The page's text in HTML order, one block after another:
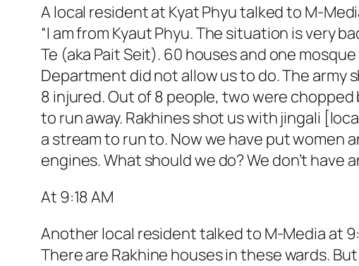
A local resident at Kyat Phyu talked to M-
“I am from Kyaut Phyu. The situation is very
Te (aka Pait Seit). 60 houses and one
Department did not allow us to do. The
8 injured. Out of 8 people, two were
to run away. Rakhines shot us with jingali
a stream to run to. Now we have put women
engines. What should we do? We don’t have
At 9:18 AM
Another local resident talked to M-Media at
There are Rakhine houses in these wards.